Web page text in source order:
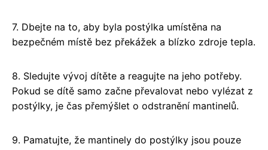
7. Dbejte na to, aby byla postýlka umístěna na
bezpečném místě bez překážek a blízko zdroje tepla.
8. Sledujte vývoj dítěte a reagujte na jeho potřeby.
Pokud se dítě samo začne převalovat nebo vylézat z
postýlky, je čas přemýšlet o odstranění mantinelů.
9. Pamatujte, že mantinely do postýlky jsou pouze